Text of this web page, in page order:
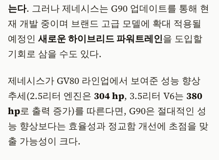
는다. 그러나 제네시스는 G90 업데이트를 통해 현
재 개발 중이며 브랜드 고급 모델에 확대 적용될
예정인 새로운 하이브리드 파워트레인을 도입할
기회로 삼을 수도 있다.
제네시스가 GV80 라인업에서 보여준 성능 향상
추세(2.5리터 엔진은 304 hp, 3.5리터 V6는 380
hp로 출력 증가)를 따른다면, G90은 절대적인 성
능 향상보다는 효율성과 정교함 개선에 초점을 맞
출 가능성이 크다.